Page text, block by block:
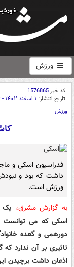
ورزش
کد خبر1576865
تاریخ انتشار: ۱ اسفند ۱۴۰۲ - ۰۵:۵۶
ورزش
فدراسیون اسکی و
داشت که بود و
ورزش است.
به گزارش مشرق، یک
اسکی که می توانست
دورهمی و گعده
تاثیری بر آن ندارد
اذعان داشت برچیدن